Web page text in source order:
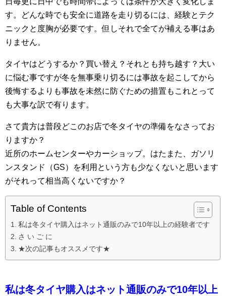
す。どんな時でも安全に道路を走り切るには、経験とテク
ニックと度胸が必要です。但しそれで全てが補える事はあ
りません。
タイヤはどうするか？買い替え？それとも持ち越す？大い
に悩む事ですが冬を無事乗り切るには事故を起こしてから
後悔するよりも事故を未然に防ぐための措置もこれとって
も大事な訳で有ります。
さて貴方は普段どこのお店で冬タイヤの準備をなさってお
りますか？
近所のホームセンターやカーショップ。はたまた、ガソリ
ンスタンド（GS）を利用という方も少なくないと思います
がそれって相当高くないですか？
Table of Contents
私は冬タイヤ購入はネット通販のみで10年以上の経験者です
さ い ご に
★次の記事もオススメです★
私は冬タイヤ購入はネット通販のみで10年以上